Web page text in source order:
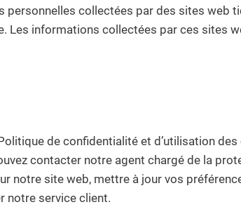
personnelles collectées par des sites
Les informations collectées par ces sites
de confidentialité et d’utilisation
contacter notre agent chargé de la
notre site web, mettre à jour vos
notre service client.